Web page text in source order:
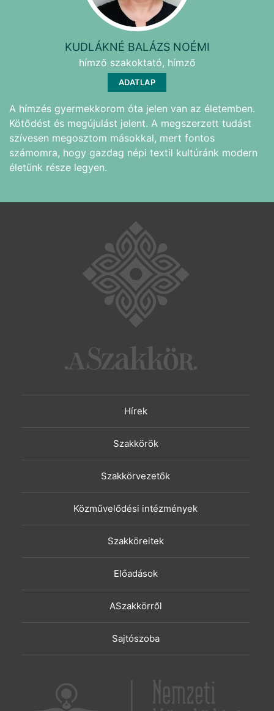
KUDLÁKNÉ BALÁZS NOÉMI
hímző szakoktató, hímző
ADATLAP
A hímzés gyermekkorom óta jelen van az életemben.
Kötődést és megújulást jelent. A megszerzett tudást
szívesen megosztom másokkal, mert fontos
számomra, hogy gazdag népi textil kultúránk modern
életünk része legyen.
Hírek
Szakkörök
Szakkörvezetők
Közművelődési intézmények
Szakköreitek
Előadások
ASzakkörről
Sajtószoba